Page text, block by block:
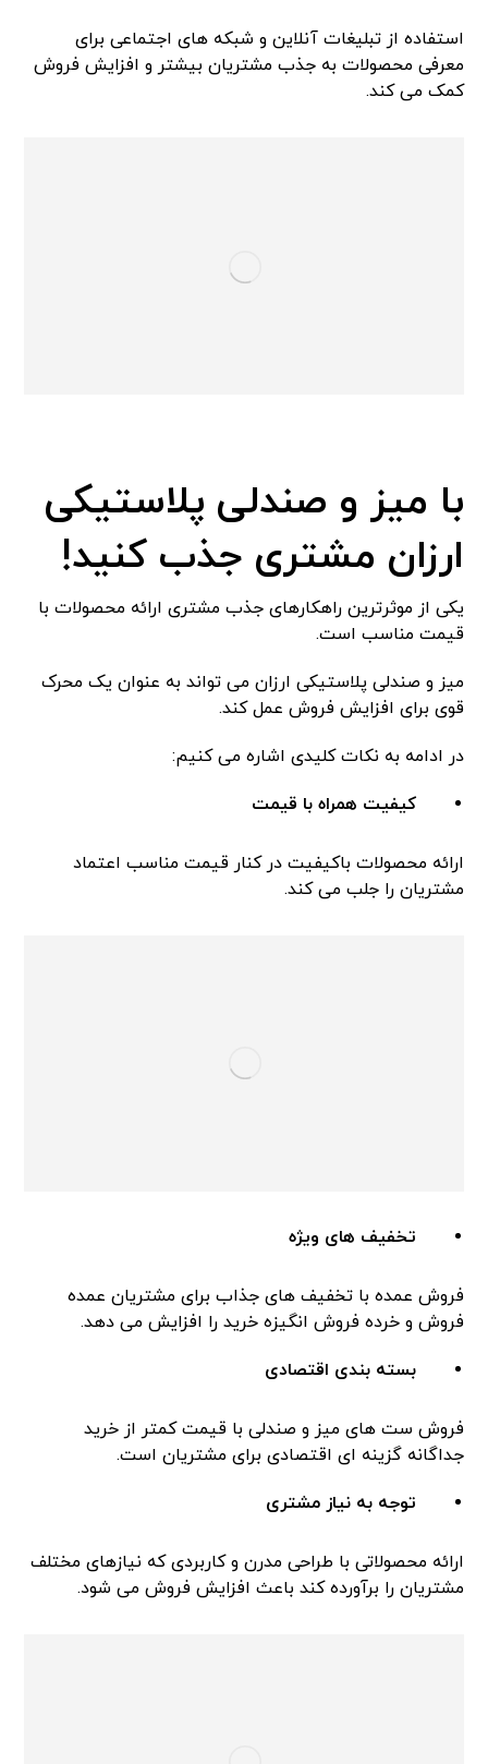
استفاده از تبلیغات آنلاین و شبکه های اجتماعی برای
معرفی محصولات به جذب مشتریان بیشتر و افزایش فروش
کمک می کند.
با میز و صندلی پلاستیکی
ارزان مشتری جذب کنید!
یکی از موثرترین راهکارهای جذب مشتری ارائه محصولات با
قیمت مناسب است.
میز و صندلی پلاستیکی ارزان می تواند به عنوان یک محرک
قوی برای افزایش فروش عمل کند.
در ادامه به نکات کلیدی اشاره می کنیم:
کیفیت همراه با قیمت
ارائه محصولات باکیفیت در کنار قیمت مناسب اعتماد
مشتریان را جلب می کند.
تخفیف های ویژه
فروش عمده با تخفیف های جذاب برای مشتریان عمده
فروش و خرده فروش انگیزه خرید را افزایش می دهد.
بسته بندی اقتصادی
فروش ست های میز و صندلی با قیمت کمتر از خرید
جداگانه گزینه ای اقتصادی برای مشتریان است.
توجه به نیاز مشتری
ارائه محصولاتی با طراحی مدرن و کاربردی که نیازهای مختلف
مشتریان را برآورده کند باعث افزایش فروش می شود.